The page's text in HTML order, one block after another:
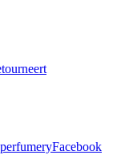
Facebook